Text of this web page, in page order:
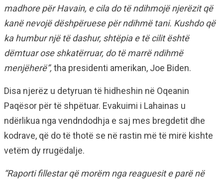
madhore për Havain, e cila do të ndihmojë njerëzit që
kanë nevojë dëshpëruese për ndihmë tani. Kushdo që
ka humbur një të dashur, shtëpia e të cilit është
dëmtuar ose shkatërruar, do të marrë ndihmë
menjëherë”, tha presidenti amerikan, Joe Biden.
Disa njerëz u detyruan të hidheshin në Oqeanin
Paqësor për të shpëtuar. Evakuimi i Lahainas u
ndërlikua nga vendndodhja e saj mes bregdetit dhe
kodrave, që do të thotë se në rastin më të mirë kishte
vetëm dy rrugëdalje.
“Raporti fillestar që morëm nga reaguesit e parë në